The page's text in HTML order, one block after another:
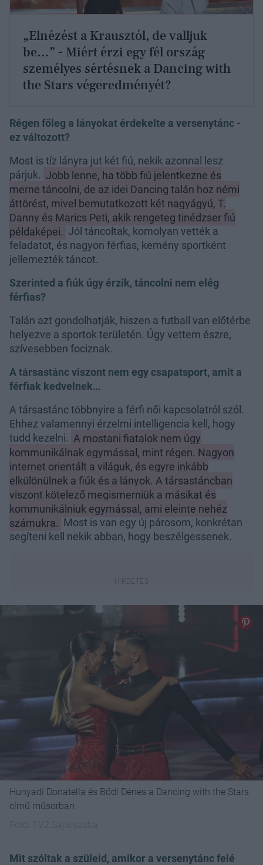
„Elnézést a Krausztól, de valljuk
be...” - Miért érzi egy fél ország
személyes sértésnek a Dancing with
the Stars végeredményét?
Régen főleg a lányokat érdekelte a versenytánc -
ez változott?
Most is tíz lányra jut két fiú, nekik azonnal lesz
párjuk. Jobb lenne, ha több fiú jelentkezne és
merne táncolni, de az idei Dancing talán hoz némi
áttörést, mivel bemutatkozott két nagyágyú, T.
Danny és Marics Peti, akik rengeteg tinédzser fiú
példaképei. Jól táncoltak, komolyan vették a
feladatot, és nagyon férfias, kemény sportként
jellemezték táncot.
Szerinted a fiúk úgy érzik, táncolni nem elég
férfias?
Talán azt gondolhatják, hiszen a futball van előtérbe
helyezve a sportok területén. Úgy vettem észre,
szívesebben fociznak.
A társastánc viszont nem egy csapatsport, amit a
férfiak kedvelnek…
A társastánc többnyire a férfi női kapcsolatról szól.
Ehhez valamennyi érzelmi intelligencia kell, hogy
tudd kezelni. A mostani fiatalok nem úgy
kommunikálnak egymással, mint régen. Nagyon
internet orientált a világuk, és egyre inkább
elkülönülnek a fiúk és a lányok. A társastáncban
viszont kötelező megismerniük a másikat és
kommunikálniuk egymással, ami eleinte nehéz
számukra. Most is van egy új párosom, konkrétan
segíteni kell nekik abban, hogy beszélgessenek.
Hunyadi Donatella és Bődi Dénes a Dancing with the Stars
című műsorban
Mit szóltak a szüleid, amikor a versenytánc felé